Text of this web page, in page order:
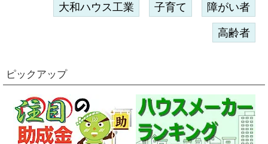
大和ハウス工業 子育て 障がい者
高齢者
ピックアップ